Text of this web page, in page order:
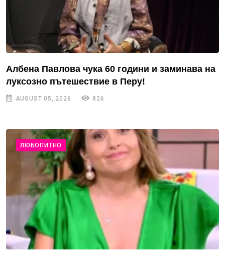
Албена Павлова чука 60 години и заминава на
луксозно пътешествие в Перу!
AUGUST 05, 2026 826
ЛЮБОПИТНО